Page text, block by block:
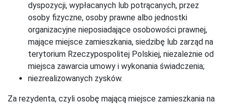
dyspozycji, wypłacanych lub potrącanych, przez
osoby fizyczne, osoby prawne albo jednostki
organizacyjne nieposiadające osobowości prawnej,
mające miejsce zamieszkania, siedzibę lub zarząd na
terytorium Rzeczypospolitej Polskiej, niezależnie od
miejsca zawarcia umowy i wykonania świadczenia;
niezrealizowanych zysków.
Za rezydenta, czyli osobę mającą miejsce zamieszkania na